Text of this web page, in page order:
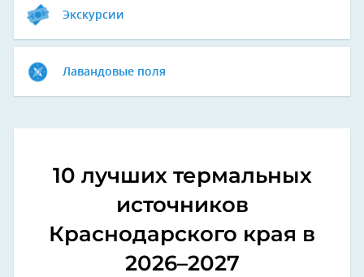
Экскурсии
Лавандовые поля
10 лучших термальных
источников
Краснодарского края в
2026–2027